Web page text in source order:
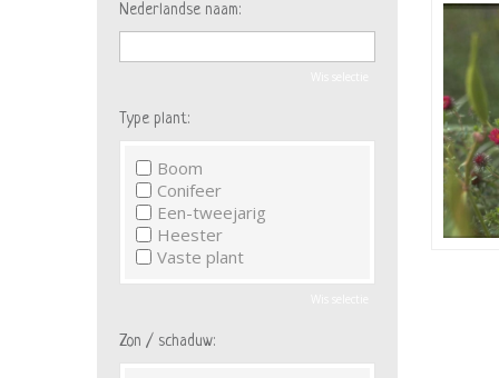
Nederlandse naam:
Type plant:
Boom
Conifeer
Een-tweejarig
Heester
Vaste plant
Zon / schaduw: